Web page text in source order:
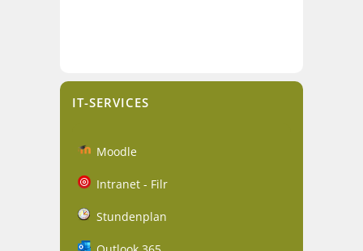
IT-SERVICES
Moodle
Intranet - Filr
Stundenplan